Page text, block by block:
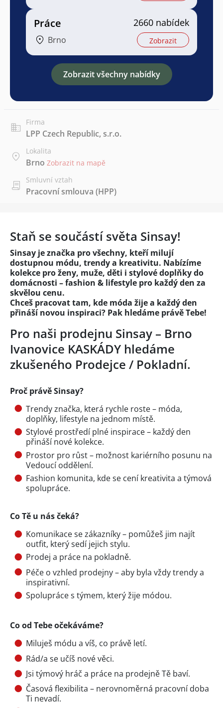
Práce
Brno
2660 nabídek
Zobrazit
Zobrazit všechny nabídky
Firma
LPP Czech Republic, s.r.o.
Lokalita
Brno Zobrazit na mapě
Smluvní vztah
Pracovní smlouva (HPP)
Staň se součástí světa Sinsay!
Sinsay je značka pro všechny, kteří milují
dostupnou módu, trendy a kreativitu. Nabízíme
kolekce pro ženy, muže, děti i stylové doplňky do
domácnosti – fashion & lifestyle pro každý den za
skvělou cenu.
Chceš pracovat tam, kde móda žije a každý den
přináší novou inspiraci? Pak hledáme právě Tebe!
Pro naši prodejnu Sinsay – Brno
Ivanovice KASKÁDY hledáme
zkušeného Prodejce / Pokladní.
Proč právě Sinsay?
Trendy značka, která rychle roste – móda,
doplňky, lifestyle na jednom místě.
Stylové prostředí plné inspirace – každý den
přináší nové kolekce.
Prostor pro růst – možnost kariérního posunu na
Vedoucí oddělení.
Fashion komunita, kde se cení kreativita a týmová
spolupráce.
Co Tě u nás čeká?
Komunikace se zákazníky – pomůžeš jim najít
outfit, který sedí jejich stylu.
Prodej a práce na pokladně.
Péče o vzhled prodejny – aby byla vždy trendy a
inspirativní.
Spolupráce s týmem, který žije módou.
Co od Tebe očekáváme?
Miluješ módu a víš, co právě letí.
Rád/a se učíš nové věci.
Jsi týmový hráč a práce na prodejně Tě baví.
Časová flexibilita – nerovnoměrná pracovní doba
Ti nevadí.